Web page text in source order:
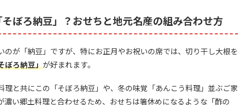
ぼろ納豆」？おせちと地元名産の組み合わせ方
のが「納豆」ですが、特にお正月やお祝いの席では、切り干し大根を
ぼろ納豆」が好まれます。
理と共にこの「そぼろ納豆」や、冬の味覚「あんこう料理」並ぶご家
濃い郷土料理と合わせるため、おせちは箸休めになるような「酢の